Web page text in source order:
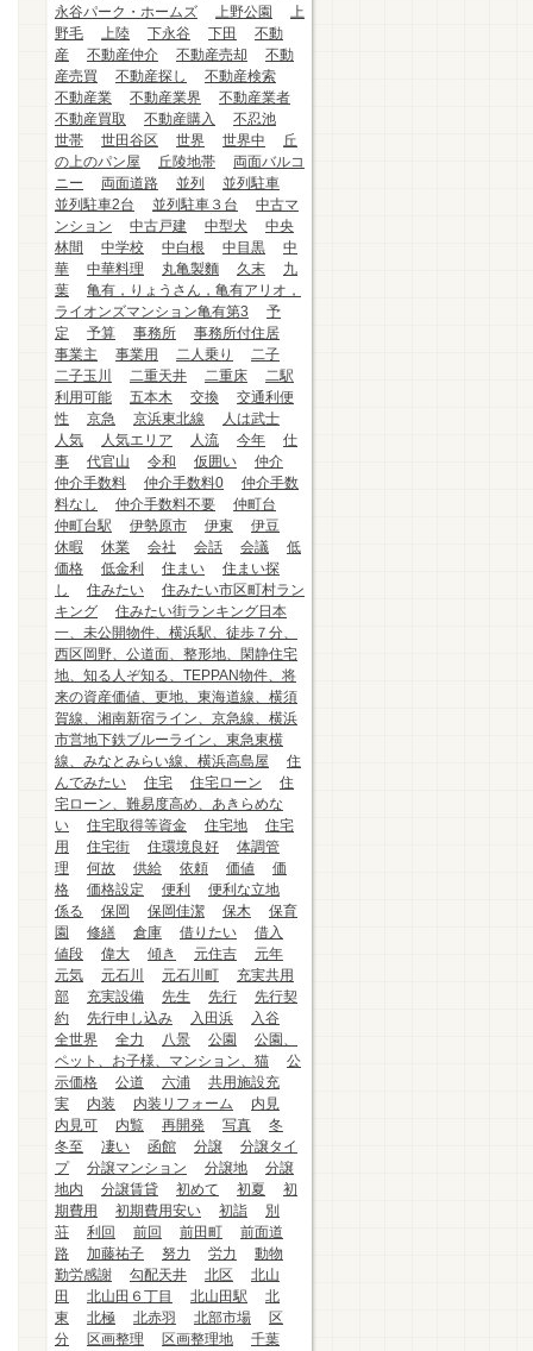
永谷パーク・ホームズ
上野公園
上
野毛
上陸 下永谷 下田
不動
産
不動産仲介 不動産売却
不動
産売買
不動産探し
不動産検索
不動産業
不動産業界
不動産業者
不動産買取
不動産購入
不忍池
世帯
世田谷区 世界 世界中
丘
の上のパン屋
丘陵地帯
両面バルコ
ニー
両面道路 並列
並列駐車
並列駐車2台
並列駐車３台
中古マ
ンション
中古戸建 中型犬
中央
林間
中学校 中白根 中目黒
中
華
中華料理 丸亀製麵 久末
九
葉
亀有，りょうさん，亀有アリオ，
ライオンズマンション亀有第3
予
定
予算 事務所
事務所付住居
事業主
事業用 二人乗り
二子
二子玉川
二重天井 二重床
二駅
利用可能
五本木 交換
交通利便
性
京急 京浜東北線
人は武士
人気
人気エリア 人流 今年
仕
事
代官山 令和 仮囲い
仲介
仲介手数料
仲介手数料0
仲介手数
料なし
仲介手数料不要
仲町台
仲町台駅
伊勢原市 伊東
伊豆
休暇
休業 会社 会話 会議
低
価格
低金利 住まい
住まい探
し
住みたい
住みたい市区町村ラン
キング
住みたい街ランキング日本
一、未公開物件、横浜駅、徒歩７分、
西区岡野、公道面、整形地、閑静住宅
地、知る人ぞ知る、TEPPAN物件、将
来の資産価値、更地、東海道線、横須
賀線、湘南新宿ライン、京急線、横浜
市営地下鉄ブルーライン、東急東横
線、みなとみらい線、横浜高島屋
住
んでみたい
住宅 住宅ローン
住
宅ローン、難易度高め、あきらめな
い
住宅取得等資金 住宅地
住宅
用
住宅街 住環境良好
体調管
理
何故 供給 依頼 価値
価
格
価格設定 便利
便利な立地
係る
保岡 保岡佳潔 保木
保育
園
修繕 倉庫 借りたい
借入
値段
偉大 傾き 元住吉
元年
元気
元石川 元石川町
充実共用
部
充実設備 先生 先行
先行契
約
先行申し込み 入田浜
入谷
全世界
全力 八景 公園
公園、
ペット、お子様、マンション、猫
公
示価格
公道 六浦
共用施設充
実
内装 内装リフォーム
内見
内見可
内覧 再開発 写真
冬
冬至
凄い 函館 分譲
分譲タイ
プ
分譲マンション 分譲地
分譲
地内
分譲賃貸 初めて 初夏
初
期費用
初期費用安い 初詣
別
荘
利回 前回 前田町
前面道
路
加藤祐子 努力 労力
動物
勤労感謝
勾配天井 北区
北山
田
北山田６丁目 北山田駅
北
東
北極 北赤羽 北部市場
区
分
区画整理 区画整理地
千葉